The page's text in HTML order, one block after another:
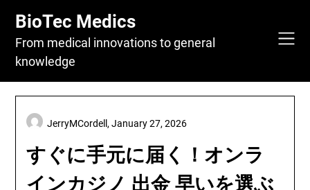
content
BioTec Medics
From medical innovations to general
knowledge
すぐに手元に届く！ オンラ
インカジノ 出金 早いを選ぶ
JerryMCordell,January 27, 2026